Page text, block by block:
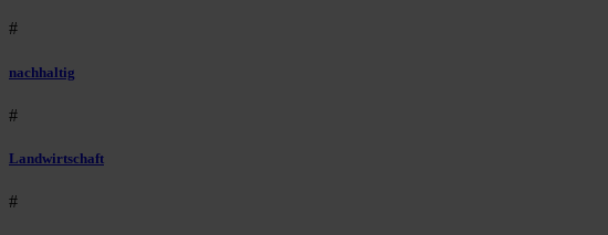
#
nachhaltig
#
Landwirtschaft
#